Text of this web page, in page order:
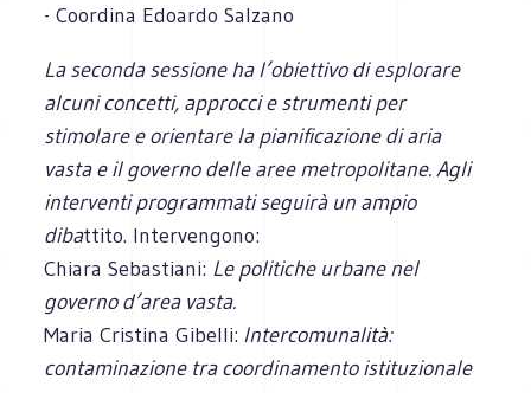
- Coordina Edoardo Salzano
La seconda sessione ha l’obiettivo di esplorare
alcuni concetti, approcci e strumenti per
stimolare e orientare la pianificazione di aria
vasta e il governo delle aree metropolitane. Agli
interventi programmati seguirà un ampio
dibattito. Intervengono:
Chiara Sebastiani: Le politiche urbane nel
governo d’area vasta.
Maria Cristina Gibelli: Intercomunalità:
contaminazione tra coordinamento istituzionale